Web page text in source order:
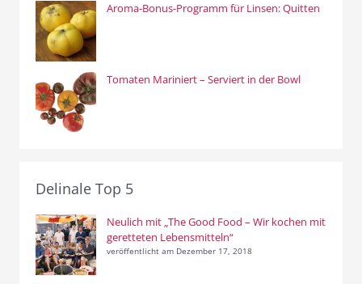
Aroma-Bonus-Programm für Linsen: Quitten
Tomaten Mariniert – Serviert in der Bowl
Delinale Top 5
Neulich mit „The Good Food – Wir kochen mit
geretteten Lebensmitteln“
veröffentlicht am Dezember 17, 2018